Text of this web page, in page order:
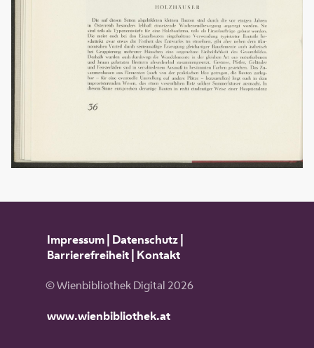
Impressum| Datenschutz|
Barrierefreiheit| Kontakt
© Wienbibliothek Digital 2026
www.wienbibliothek.at